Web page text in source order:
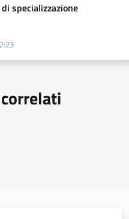
specializzazione